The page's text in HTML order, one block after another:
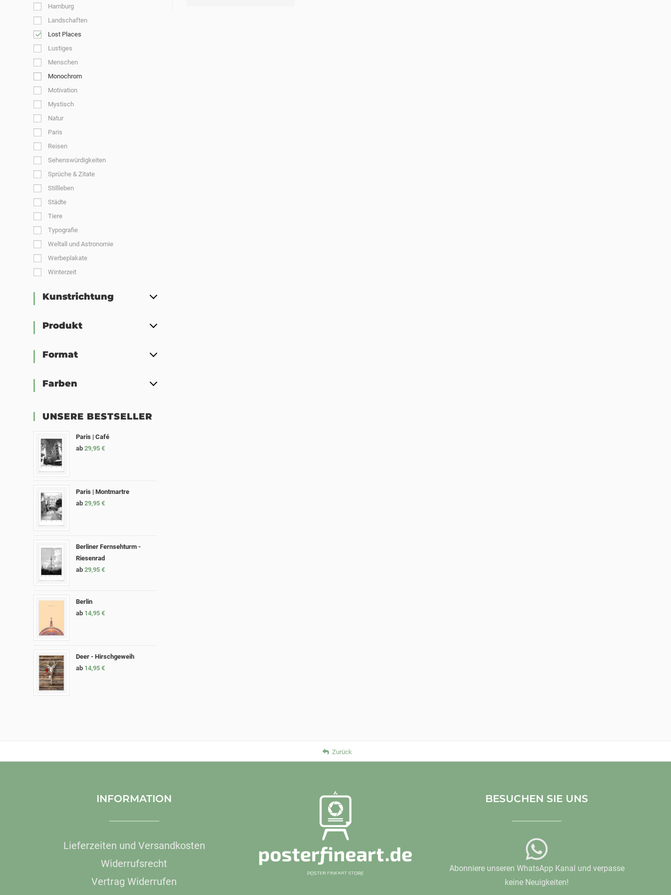
Hamburg
Landschaften
Lost Places
Lustiges
Menschen
Monochrom
Motivation
Mystisch
Natur
Paris
Reisen
Sehenswürdigkeiten
Sprüche & Zitate
Stillleben
Städte
Tiere
Typografie
Weltall und Astronomie
Werbeplakate
Winterzeit
Kunstrichtung
Produkt
Format
Farben
UNSERE BESTSELLER
Paris | Café
ab29,95€
Paris | Montmartre
ab29,95€
Berliner Fernsehturm -
Riesenrad
ab29,95€
Berlin
ab 14,95€
Deer - Hirschgeweih
ab 14,95€
Zurück
INFORMATION
Lieferzeiten und Versandkosten
Widerrufsrecht
Vertrag Widerrufen
BESUCHEN SIE UNS
Abonniere unseren WhatsApp Kanal und verpasse
keine Neuigkeiten!